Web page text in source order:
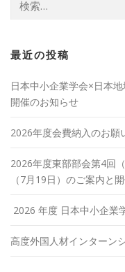
索:
最近の投稿
日本中小企業学会×日本
開催のお知らせ
2026年度会費納入のお願
2026年度東部部会第4回
（7月19日）のご案内と
2026 年度 日本中小企業
高度外国人材インターン